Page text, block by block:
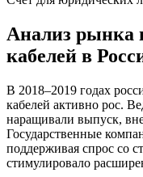
Анализ рынка
кабелей в
В 2018–2019 годах
кабелей активно рос.
наращивали выпуск,
Государственные
поддерживая спрос со
стимулировало